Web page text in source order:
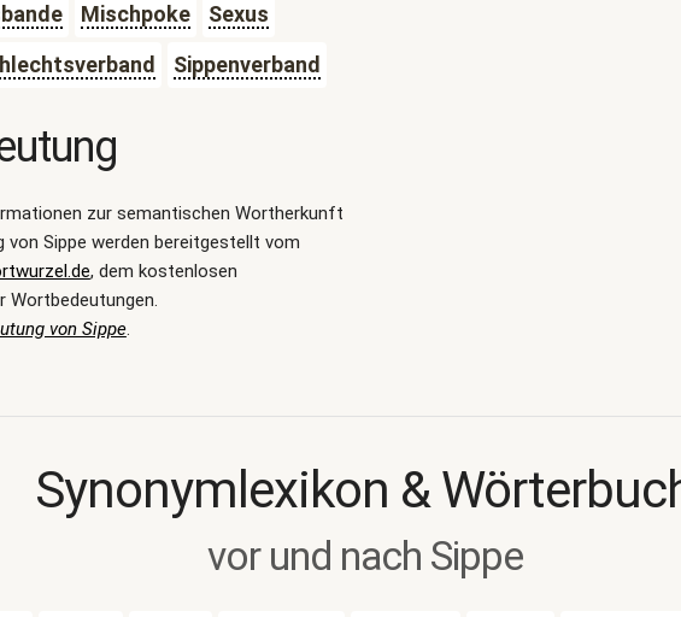
Mischpoke
Sexus
Sippenverband
zur semantischen Wortherkunft
von Sippe werden bereitgestellt vom
, dem kostenlosen
Wortbedeutungen.
von Sippe.
Synonymlexikon &
vor und nach Sippe